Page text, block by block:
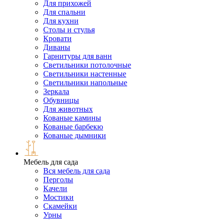
Для прихожей
Для спальни
Для кухни
Столы и стулья
Кровати
Диваны
Гарнитуры для ванн
Светильники потолочные
Светильники настенные
Светильники напольные
Зеркала
Обувницы
Для животных
Кованые камины
Кованые барбекю
Кованые дымники
Мебель для сада
Вся мебель для сада
Перголы
Качели
Мостики
Скамейки
Урны